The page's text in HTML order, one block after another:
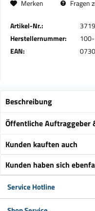
Merken Fragen
Artikel-Nr.:
Herstellernummer:
EAN:
Beschreibung
Öffentliche Auftraggeber
Kunden kauften auch
Kunden haben sich
Service Hotline